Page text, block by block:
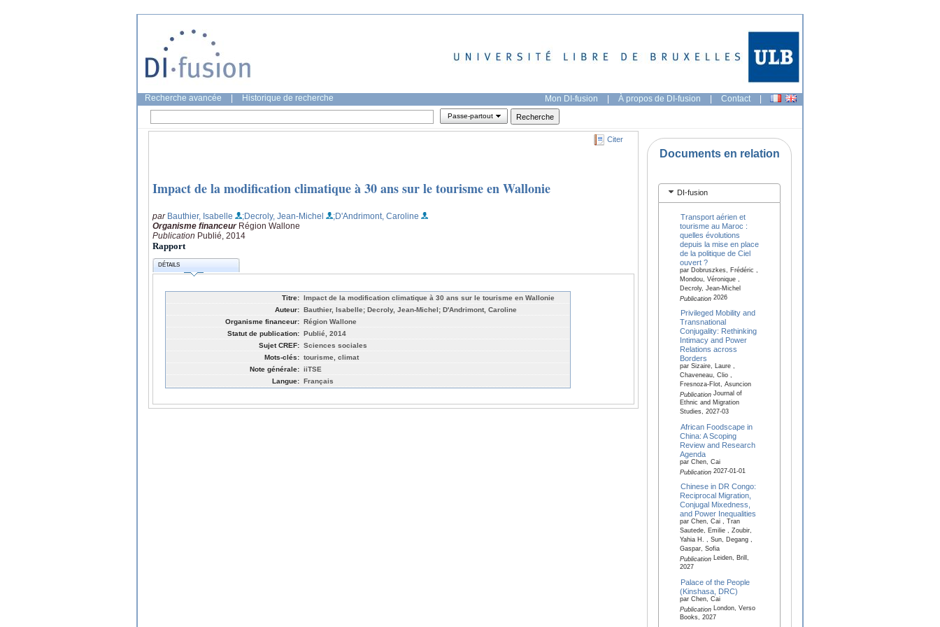
Recherche avancée Historique de recherche Mon DI-fusion | À propos de DI-fusion | Contact |
Passe-partout
Citer
Impact de la modification climatique à 30 ans sur le tourisme en Wallonie
par Bauthier, Isabelle ;Decroly, Jean-Michel
;D'Andrimont, Caroline
Organisme financeur Région Wallone
Publication Publié, 2014
Rapport
DÉTAILS
Titre: Impact de la modification climatique à 30 ans sur le tourisme en Wallonie
Auteur: Bauthier, Isabelle; Decroly, Jean-Michel; D'Andrimont, Caroline
Organisme financeur: Région Wallone
Statut de publication: Publié, 2014
Sujet CREF: Sciences sociales
Mots-clés: tourisme, climat
Note générale: iiTSE
Langue: Français
Documents en relation
DI-fusion
Transport aérien et
tourisme au Maroc :
quelles évolutions
depuis la mise en place
de la politique de Ciel
ouvert ?
par Dobruszkes, Frédéric ,
Mondou, Véronique ,
Decroly, Jean-Michel
Publication2026
Privileged Mobility and
Transnational
Conjugality: Rethinking
Intimacy and Power
Relations across
Borders
par Sizaire, Laure ,
Chaveneau, Clio ,
Fresnoza-Flot, Asuncion
PublicationJournal of
Ethnic and Migration
Studies, 2027-03
African Foodscape in
China: A Scoping
Review and Research
Agenda
par Chen, Cai
Publication2027-01-01
Chinese in DR Congo:
Reciprocal Migration,
Conjugal Mixedness,
and Power Inequalities
par Chen, Cai , Tran
Sautede, Emilie , Zoubir,
Yahia H. , Sun, Degang ,
Gaspar, Sofia
PublicationLeiden, Brill,
2027
Palace of the People
(Kinshasa, DRC)
par Chen, Cai
PublicationLondon, Verso
Books, 2027